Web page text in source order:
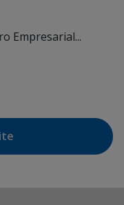
Empresarial...